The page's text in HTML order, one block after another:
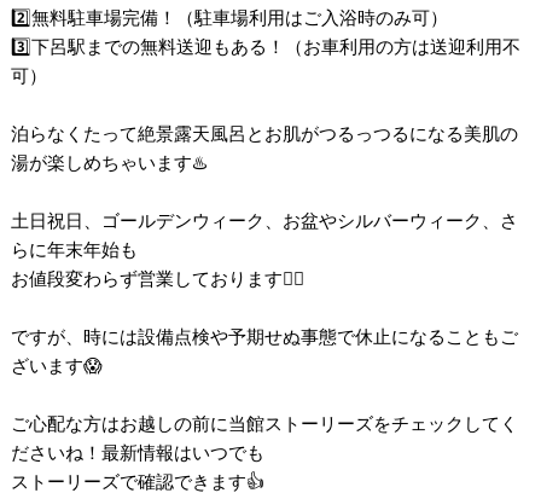
2️⃣無料駐車場完備！（駐車場利用はご入浴時のみ可）
3️⃣下呂駅までの無料送迎もある！（お車利用の方は送迎利用不
可）
泊らなくたって絶景露天風呂とお肌がつるっつるになる美肌の
湯が楽しめちゃいます♨️
土日祝日、ゴールデンウィーク、お盆やシルバーウィーク、さ
らに年末年始も
お値段変わらず営業しております💁‍♀️
ですが、時には設備点検や予期せぬ事態で休止になることもご
ざいます😱
ご心配な方はお越しの前に当館ストーリーズをチェックしてく
ださいね！最新情報はいつでも
ストーリーズで確認できます👍